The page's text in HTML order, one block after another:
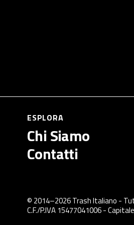
ESPLORA
Chi Siamo
Contatti
© 2014–2026Trash Italiano -
C.F./P.IVA 15477041006 -